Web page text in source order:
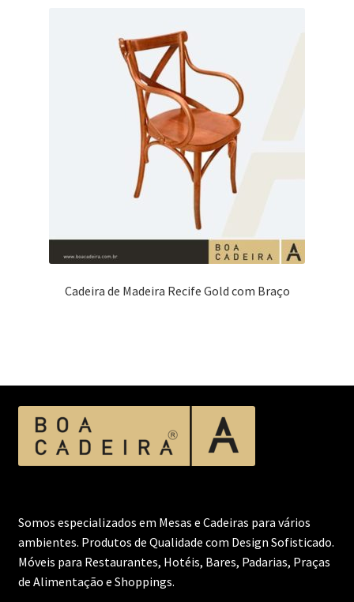
Cadeira de Madeira Recife Gold com Braço
Somos especializados em Mesas e Cadeiras para vários
ambientes. Produtos de Qualidade com Design Sofisticado.
Móveis para Restaurantes, Hotéis, Bares, Padarias, Praças
de Alimentação e Shoppings.